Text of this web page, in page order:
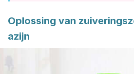
Oplossing van
azijn